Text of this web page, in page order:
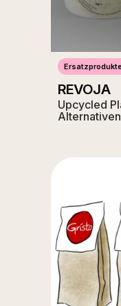
REVOJA
Upcycled
Alternativen